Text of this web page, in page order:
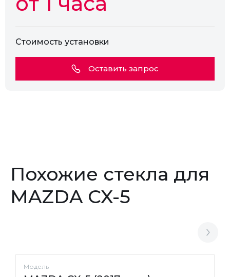
Стоимость установки
Оставить запрос
Похожие стекла для
MAZDA CX-5
Модель